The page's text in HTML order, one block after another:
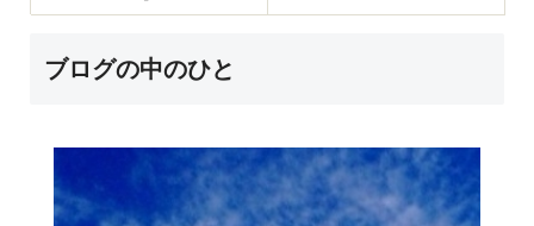
ブログの中のひと